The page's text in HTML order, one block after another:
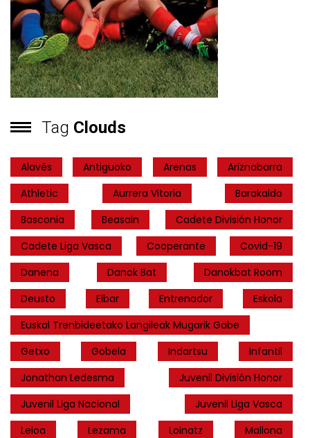
Tag Clouds
Alavés Antiguoko Arenas
Ariznabarra
Athletic
Aurrera Vitoria
Barakaldo
Basconia
Beasain
Cadete División Honor
Cadete Liga Vasca
Cooperante
Covid-19
Danena
Danok Bat
Danokbat Room
Deusto
Eibar Entrenador
Eskola
Euskal Trenbideetako Langileak Mugarik Gabe
Getxo
Gobela Indartsu
Infantil
Jonathan Ledesma
Juvenil División Honor
Juvenil Liga Nacional
Juvenil Liga Vasca
Leioa
Lezama Loinatz
Mallona